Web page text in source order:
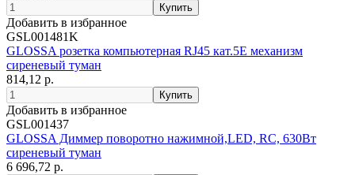
Добавить в избранное
GSL001481K
GLOSSA розетка компьютерная RJ45 кат.5E механизм
сиреневый туман
814,12 р.
Добавить в избранное
GSL001437
GLOSSA Диммер поворотно нажимной,LED, RC, 630Вт
сиреневый туман
6 696,72 р.